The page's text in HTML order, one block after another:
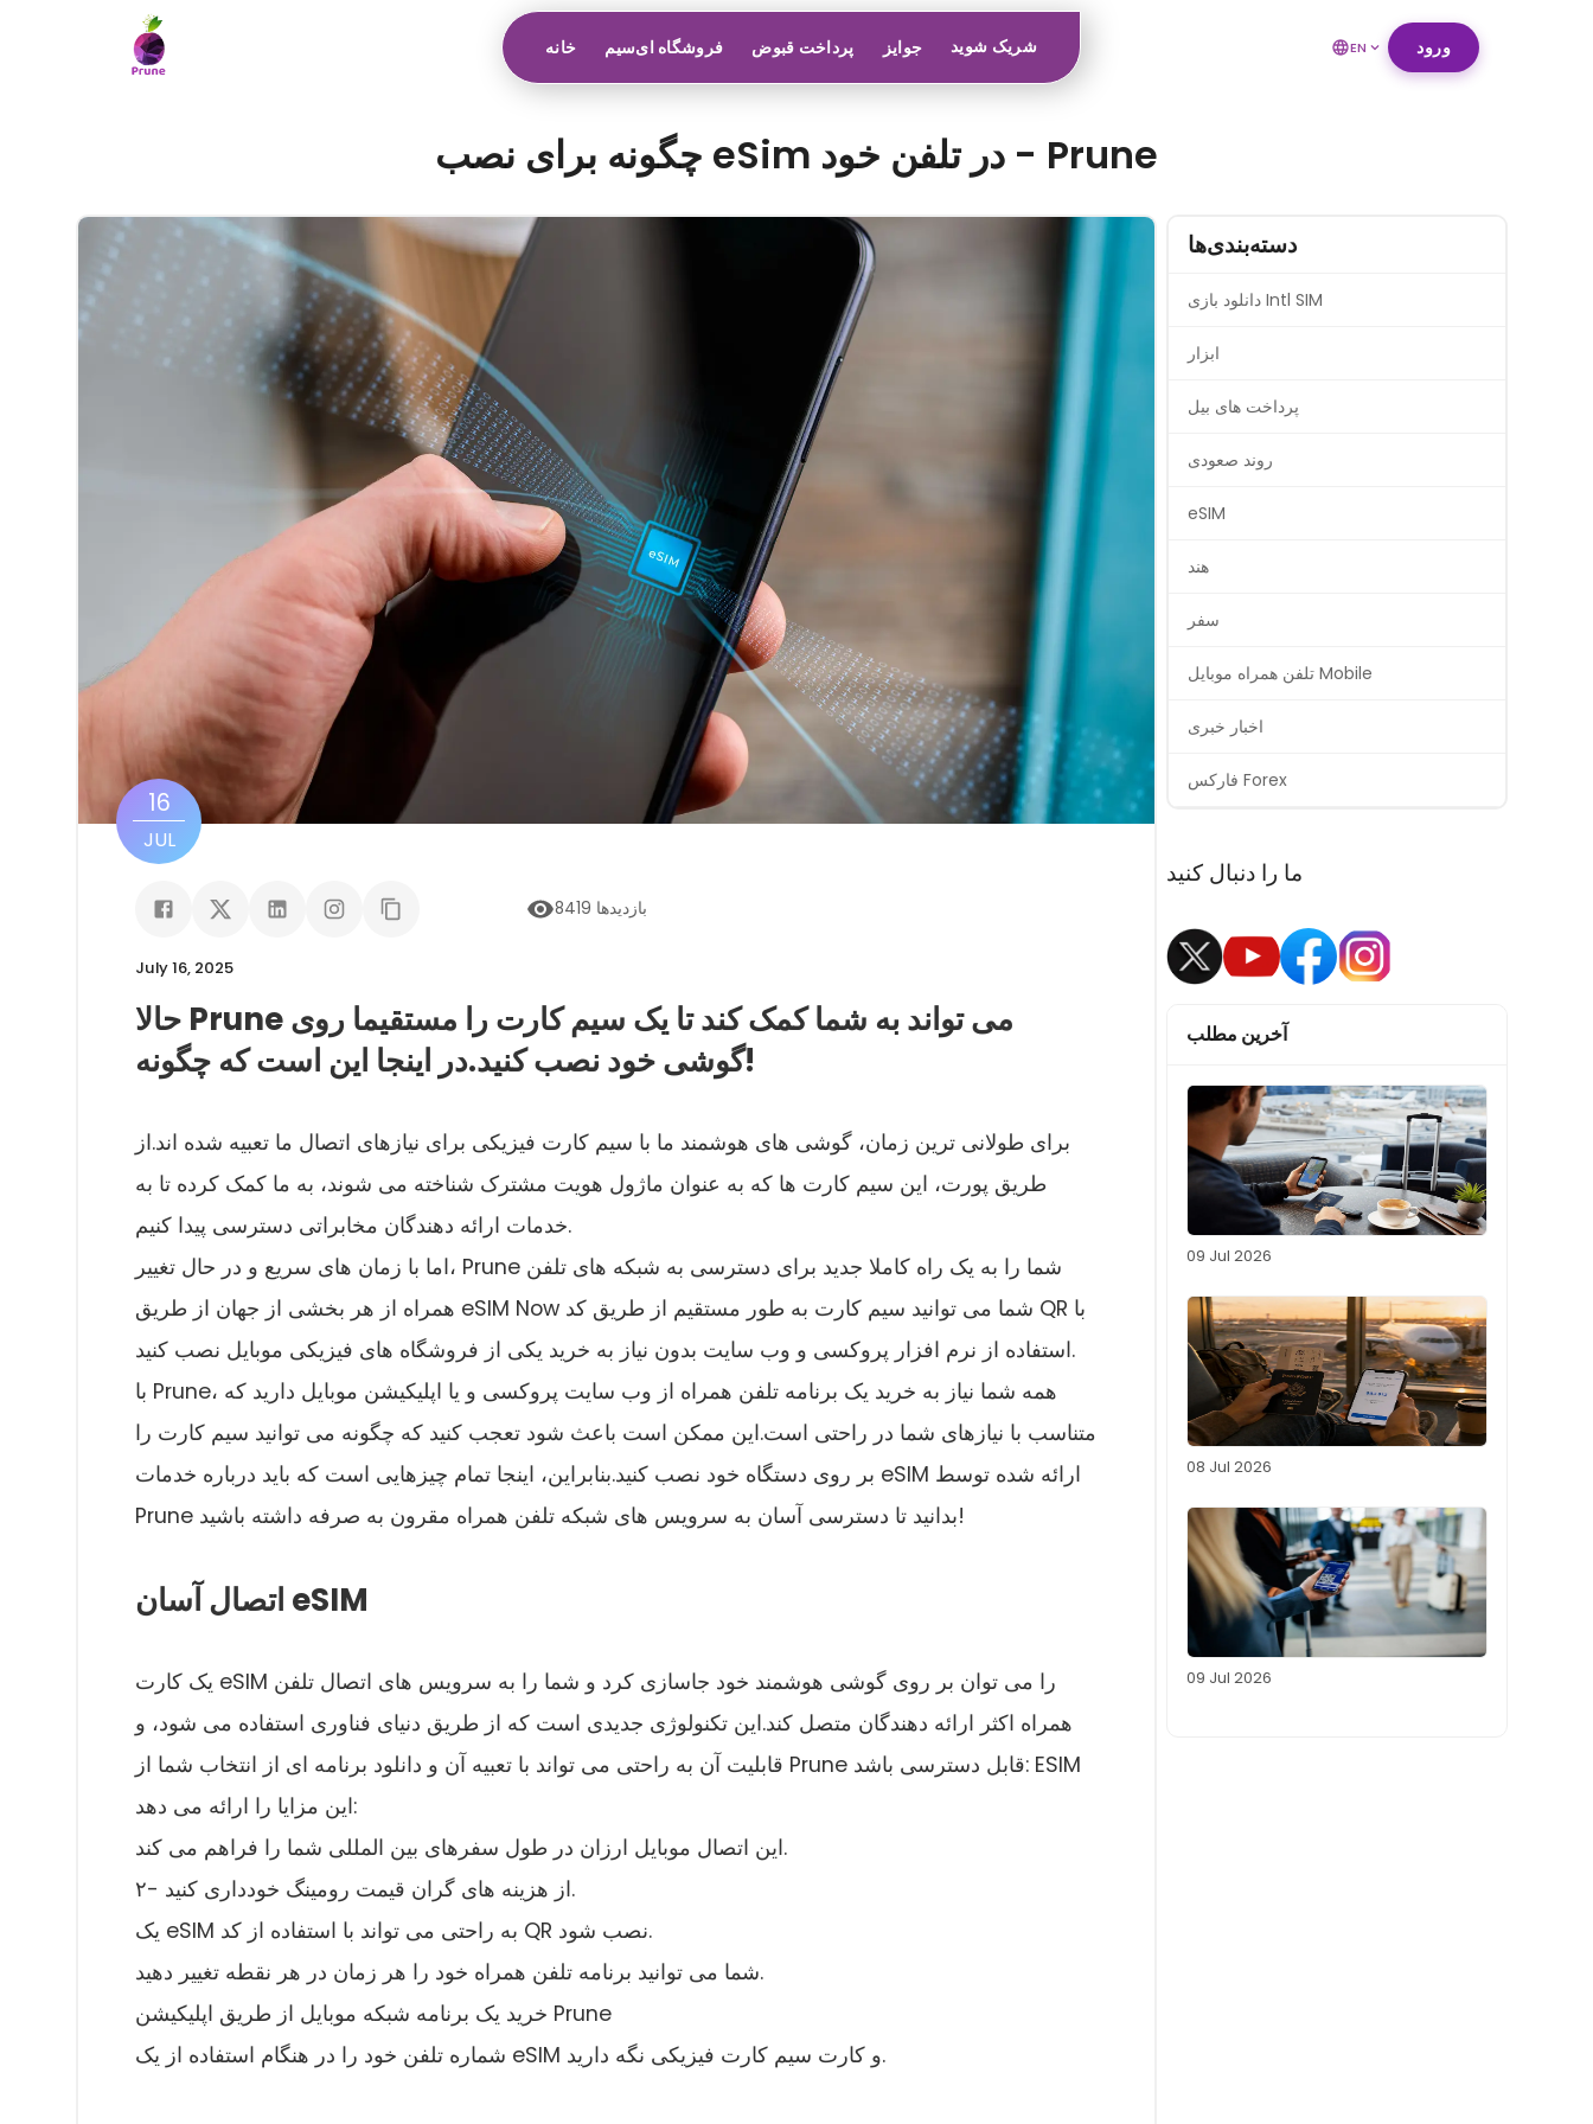
خانه فروشگاه ای‌سیم پرداخت قبوض جوایز شریک شوید EN ورود
چگونه برای نصب eSim در تلفن خود - Prune
16
JUL
8419 بازدیدها
July 16, 2025
حالا Prune می تواند به شما کمک کند تا یک سیم کارت را مستقیما روی
گوشی خود نصب کنید.در اینجا این است که چگونه!
برای طولانی ترین زمان، گوشی های هوشمند ما با سیم کارت فیزیکی برای نیازهای اتصال ما تعبیه شده اند.از
طریق پورت، این سیم کارت ها که به عنوان ماژول هویت مشترک شناخته می شوند، به ما کمک کرده تا به
خدمات ارائه دهندگان مخابراتی دسترسی پیدا کنیم.
اما با زمان های سریع و در حال تغییر، Prune شما را به یک راه کاملا جدید برای دسترسی به شبکه های تلفن
همراه از هر بخشی از جهان از طریق eSIM Now شما می توانید سیم کارت به طور مستقیم از طریق کد QR با
استفاده از نرم افزار پروکسی و وب سایت بدون نیاز به خرید یکی از فروشگاه های فیزیکی موبایل نصب کنید.
با Prune، همه شما نیاز به خرید یک برنامه تلفن همراه از وب سایت پروکسی و یا اپلیکیشن موبایل دارید که
متناسب با نیازهای شما در راحتی است.این ممکن است باعث شود تعجب کنید که چگونه می توانید سیم کارت را
بر روی دستگاه خود نصب کنید.بنابراین، اینجا تمام چیزهایی است که باید درباره خدمات eSIM ارائه شده توسط
Prune بدانید تا دسترسی آسان به سرویس های شبکه تلفن همراه مقرون به صرفه داشته باشید!
اتصال آسان eSIM
یک کارت eSIM را می توان بر روی گوشی هوشمند خود جاسازی کرد و شما را به سرویس های اتصال تلفن
همراه اکثر ارائه دهندگان متصل کند.این تکنولوژی جدیدی است که از طریق دنیای فناوری استفاده می شود، و
قابلیت آن به راحتی می تواند با تعبیه آن و دانلود برنامه ای از انتخاب شما از Prune قابل دسترسی باشد: ESIM
این مزایا را ارائه می دهد:
این اتصال موبایل ارزان در طول سفرهای بین المللی شما را فراهم می کند.
۲- از هزینه های گران قیمت رومینگ خودداری کنید.
یک eSIM به راحتی می تواند با استفاده از کد QR نصب شود.
شما می توانید برنامه تلفن همراه خود را هر زمان در هر نقطه تغییر دهید.
خرید یک برنامه شبکه موبایل از طریق اپلیکیشن Prune
شماره تلفن خود را در هنگام استفاده از یک eSIM و کارت سیم کارت فیزیکی نگه دارید.
دسته‌بندی‌ها
دانلود بازی Intl SIM
ابزار
پرداخت های بیل
روند صعودی
eSIM
هند
سفر
تلفن همراه موبایل Mobile
اخبار خبری
فارکس Forex
ما را دنبال کنید
آخرین مطلب
09 Jul 2026
08 Jul 2026
09 Jul 2026